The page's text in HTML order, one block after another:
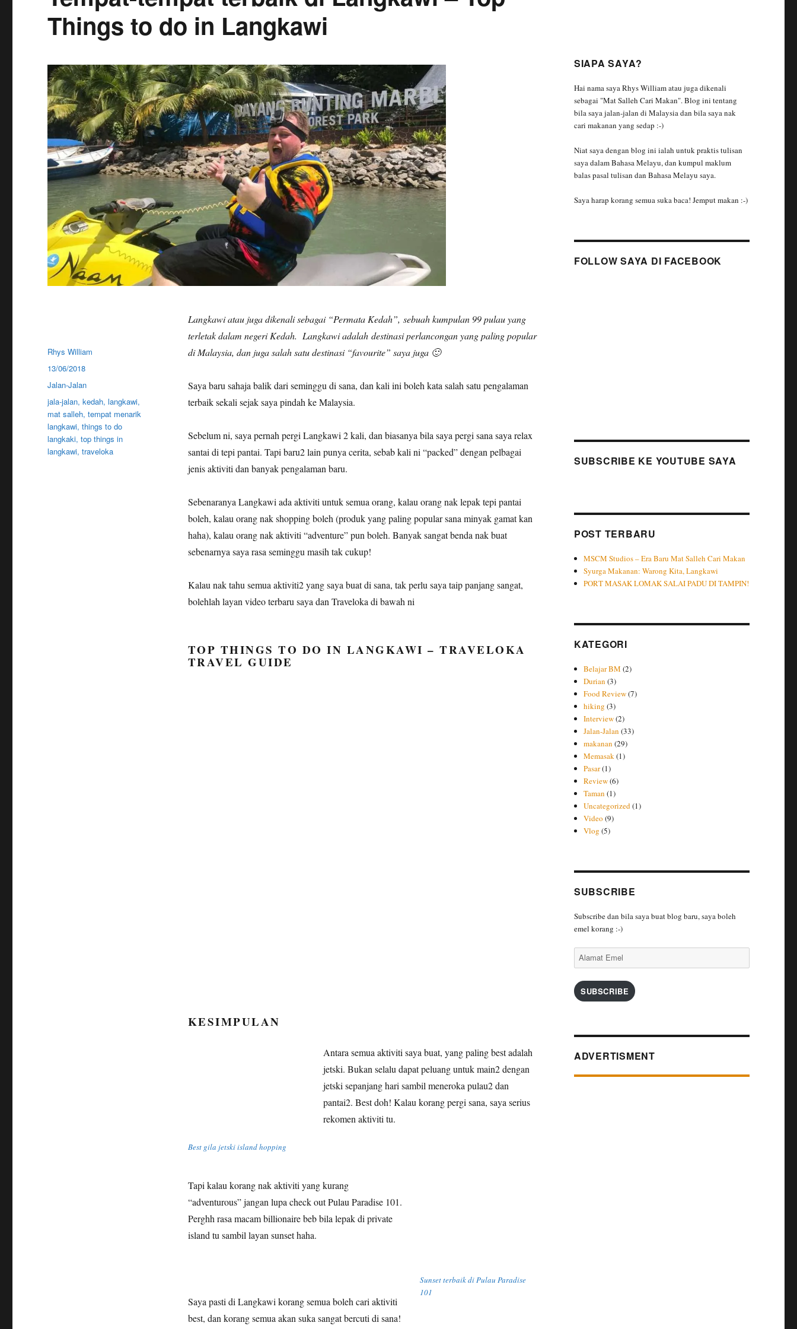
Things to do in Langkawi
Langkawi atau juga dikenali sebagai “Permata Kedah”, sebuah kumpulan 99 pulau yang
terletak dalam negeri Kedah. Langkawi adalah destinasi perlancongan yang paling popular
di Malaysia, dan juga salah satu destinasi “favourite” saya juga 🙂
Saya baru sahaja balik dari seminggu di sana, dan kali ini boleh kata salah satu pengalaman
terbaik sekali sejak saya pindah ke Malaysia.
Sebelum ni, saya pernah pergi Langkawi 2 kali, dan biasanya bila saya pergi sana saya relax
santai di tepi pantai. Tapi baru2 lain punya cerita, sebab kali ni “packed” dengan pelbagai
jenis aktiviti dan banyak pengalaman baru.
Sebenaranya Langkawi ada aktiviti untuk semua orang, kalau orang nak lepak tepi pantai
boleh, kalau orang nak shopping boleh (produk yang paling popular sana minyak gamat kan
haha), kalau orang nak aktiviti “adventure” pun boleh. Banyak sangat benda nak buat
sebenarnya saya rasa seminggu masih tak cukup!
Kalau nak tahu semua aktiviti2 yang saya buat di sana, tak perlu saya taip panjang sangat,
bolehlah layan video terbaru saya dan Traveloka di bawah ni
TOP THINGS TO DO IN LANGKAWI – TRAVELOKA
TRAVEL GUIDE
KESIMPULAN
Best gila jetski island hopping
Antara semua aktiviti saya buat, yang paling best adalah
jetski. Bukan selalu dapat peluang untuk main2 dengan
jetski sepanjang hari sambil meneroka pulau2 dan
pantai2. Best doh! Kalau korang pergi sana, saya serius
rekomen aktiviti tu.
Sunset terbaik di Pulau Paradise
101
Tapi kalau korang nak aktiviti yang kurang
“adventurous” jangan lupa check out Pulau Paradise 101.
Perghh rasa macam billionaire beb bila lepak di private
island tu sambil layan sunset haha.
Saya pasti di Langkawi korang semua boleh cari aktiviti
best, dan korang semua akan suka sangat bercuti di sana!
Author
Rhys William
Posted
on
13/06/2018
Categories
Jalan-Jalan
Tags
jala-jalan,kedah,langkawi,
mat salleh,tempat menarik
langkawi,things to do
langkaki,top things in
langkawi,traveloka
SIAPA SAYA?
Hai nama saya Rhys William atau juga dikenali
sebagai "Mat Salleh Cari Makan". Blog ini tentang
bila saya jalan-jalan di Malaysia dan bila saya nak
cari makanan yang sedap :-)
Niat saya dengan blog ini ialah untuk praktis tulisan
saya dalam Bahasa Melayu, dan kumpul maklum
balas pasal tulisan dan Bahasa Melayu saya.
Saya harap korang semua suka baca! Jemput makan :-)
FOLLOW SAYA DI FACEBOOK
SUBSCRIBE KE YOUTUBE SAYA
POST TERBARU
MSCM Studios – Era Baru Mat Salleh Cari Makan
Syurga Makanan: Warong Kita, Langkawi
PORT MASAK LOMAK SALAI PADU DI TAMPIN!
KATEGORI
Belajar BM (2)
Durian (3)
Food Review(7)
hiking (3)
Interview(2)
Jalan-Jalan (33)
makanan (29)
Memasak(1)
Pasar(1)
Review(6)
Taman (1)
Uncategorized(1)
Video (9)
Vlog (5)
SUBSCRIBE
Subscribe dan bila saya buat blog baru, saya boleh
emel korang :-)
Alamat
Emel
SUBSCRIBE
ADVERTISMENT